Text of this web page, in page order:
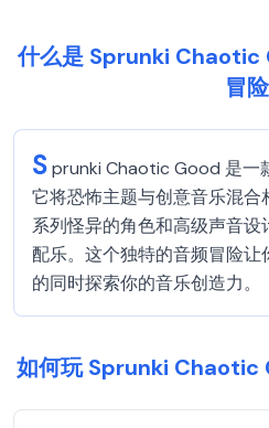
什么是 Sprunki Chaotic
冒险
Sprunki Chaotic Good 是一
它将恐怖主题与创意音乐混
系列怪异的角色和高级声音
配乐。这个独特的音频冒险
的同时探索你的音乐创造力。
如何玩 Sprunki Chaotic